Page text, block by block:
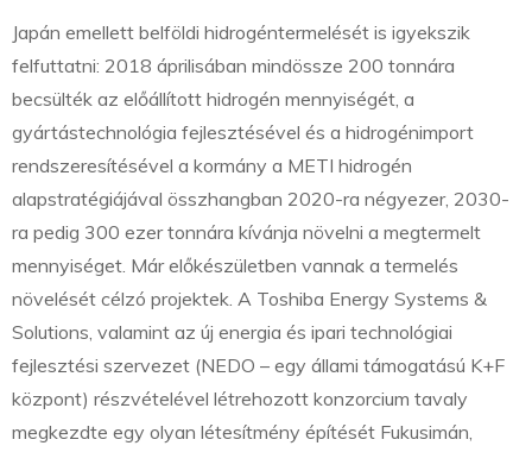
Japán emellett belföldi hidrogéntermelését is igyekszik
felfuttatni: 2018 áprilisában mindössze 200 tonnára
becsülték az előállított hidrogén mennyiségét, a
gyártástechnológia fejlesztésével és a hidrogénimport
rendszeresítésével a kormány a METI hidrogén
alapstratégiájával összhangban 2020-ra négyezer, 2030-
ra pedig 300 ezer tonnára kívánja növelni a megtermelt
mennyiséget. Már előkészületben vannak a termelés
növelését célzó projektek. A Toshiba Energy Systems &
Solutions, valamint az új energia és ipari technológiai
fejlesztési szervezet (NEDO – egy állami támogatású K+F
központ) részvételével létrehozott konzorcium tavaly
megkezdte egy olyan létesítmény építését Fukusimán,